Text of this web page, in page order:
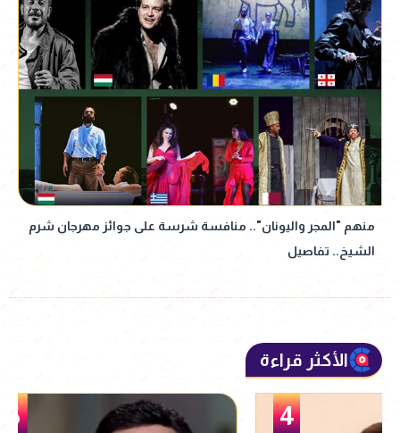
منهم "المجر واليونان".. منافسة شرسة على جوائز مهرجان شرم
الشيخ.. تفاصيل
الأكثر قراءة
5